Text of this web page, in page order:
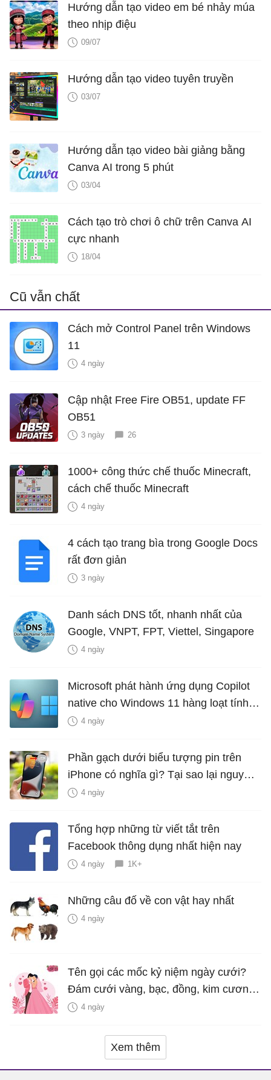
Hướng dẫn tạo video em bé nhảy múa
theo nhịp điệu
09/07
Hướng dẫn tạo video tuyên truyền
03/07
Hướng dẫn tạo video bài giảng bằng
Canva AI trong 5 phút
03/04
Cách tạo trò chơi ô chữ trên Canva AI
cực nhanh
18/04
Cũ vẫn chất
Cách mở Control Panel trên Windows
11
4 ngày
Cập nhật Free Fire OB51, update FF
OB51
3 ngày 26
1000+ công thức chế thuốc Minecraft,
cách chế thuốc Minecraft
4 ngày
4 cách tạo trang bìa trong Google Docs
rất đơn giản
3 ngày
Danh sách DNS tốt, nhanh nhất của
Google, VNPT, FPT, Viettel, Singapore
4 ngày
Microsoft phát hành ứng dụng Copilot
native cho Windows 11 hàng loạt tính
năng mới Hữu Ích
4 ngày
Phần gạch dưới biểu tượng pin trên
iPhone có nghĩa gì? Tại sao lại nguy
hiểm?
4 ngày
Tổng hợp những từ viết tắt trên
Facebook thông dụng nhất hiện nay
4 ngày 1K+
Những câu đố về con vật hay nhất
4 ngày
Tên gọi các mốc kỷ niệm ngày cưới?
Đám cưới vàng, bạc, đồng, kim cương
là bao nhiêu năm?
4 ngày
Xem thêm